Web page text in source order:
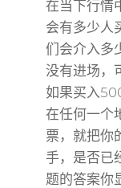
在当下行情
会有多少人
们会介入多
没有进场，
如果买入
在任何一个
票，就把你
手，是否已
题的答案你